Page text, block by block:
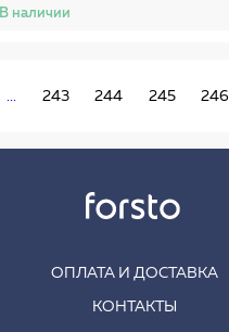
В наличии
... 243 244 245 246
ОПЛАТА И ДОСТАВКА
КОНТАКТЫ